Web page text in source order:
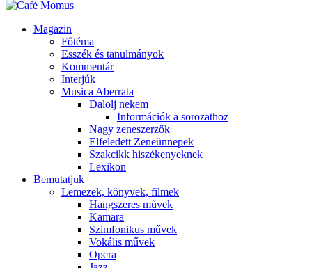
Magazin
Főtéma
Esszék és tanulmányok
Kommentár
Interjúk
Musica Aberrata
Dalolj nekem
Információk a sorozathoz
Nagy zeneszerzők
Elfeledett Zeneünnepek
Szakcikk hiszékenyeknek
Lexikon
Bemutatjuk
Lemezek, könyvek, filmek
Hangszeres művek
Kamara
Szimfonikus művek
Vokális művek
Opera